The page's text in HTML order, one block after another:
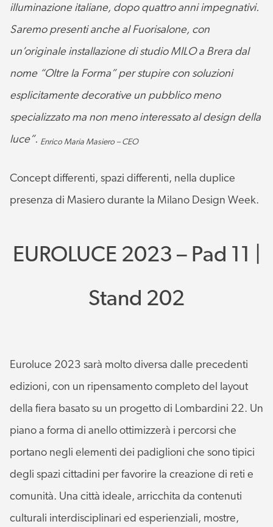
illuminazione italiane, dopo quattro anni impegnativi.
Saremo presenti anche al Fuorisalone, con
un’originale installazione di studio MILO a Brera dal
nome “Oltre la Forma” per stupire con soluzioni
esplicitamente decorative un pubblico meno
specializzato ma non meno interessato al design della
luce”. Enrico Maria Masiero – CEO
Concept differenti, spazi differenti, nella duplice
presenza di Masiero durante la Milano Design Week.
EUROLUCE 2023 – Pad 11 |
Stand 202
Euroluce 2023 sarà molto diversa dalle precedenti
edizioni, con un ripensamento completo del layout
della fiera basato su un progetto di Lombardini 22. Un
piano a forma di anello ottimizzerà i percorsi che
portano negli elementi dei padiglioni che sono tipici
degli spazi cittadini per favorire la creazione di reti e
comunità. Una città ideale, arricchita da contenuti
culturali interdisciplinari ed esperienziali, mostre,